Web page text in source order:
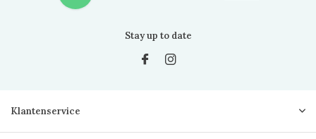
Stay up to date
Klantenservice